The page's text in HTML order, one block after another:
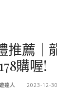
推薦｜
購喔!
達人 2023-12-30